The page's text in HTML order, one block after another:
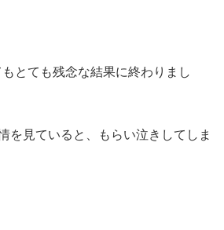
とても残念な結果に終わりまし
を見ていると、もらい泣きしてしま